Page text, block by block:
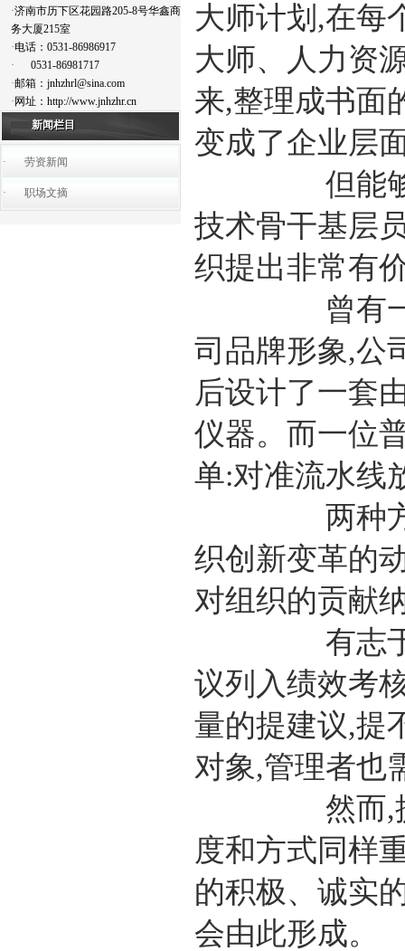
·济南市历下区花园路205-8号华鑫商
务大厦215室
·电话：0531-86986917
· 0531-86981717
·邮箱：jnhzhrl@sina.com
· 网址：http://www.jnhzhr.cn
新闻栏目
· 劳资新闻
· 职场文摘
大师计划,在每
大师、人力资
来,整理成书面
变成了企业层
但能够提升
技术骨干基层
织提出非常有
曾有一家日
司品牌形象,公
后设计了一套
仪器。而一位
单:对准流水线
两种方案,
织创新变革的
对组织的贡献
有志于此的
议列入绩效考
量的提建议,提
对象,管理者也
然而,提建
度和方式同样
的积极、诚实
会由此形成。